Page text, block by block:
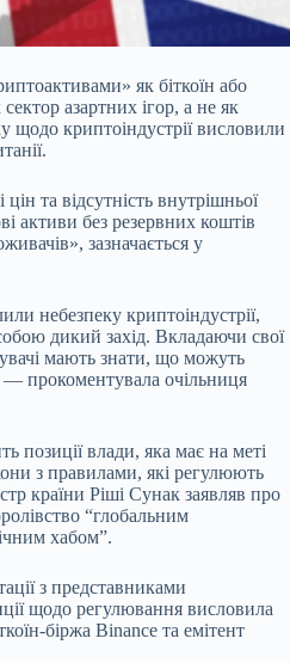
як біткоїн або
азартних ігор, а не як
щодо криптоіндустрії висловили
та відсутність внутрішньої
активи без резервних коштів
зазначається у
небезпеку криптоіндустрії,
дикий захід. Вкладаючи свої
мають знати, що можуть
— прокоментувала очільниця
позиції влади, яка має на меті
з правилами, які регулюють
країни Ріші Сунак заявляв про
“глобальним
хабом”.
з представниками
щодо регулювання висловила
біржа Binance та емітент